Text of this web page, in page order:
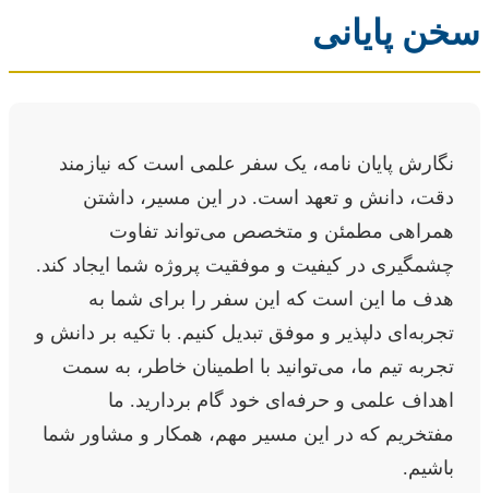
سخن پایانی
نگارش پایان نامه، یک سفر علمی است که نیازمند
دقت، دانش و تعهد است. در این مسیر، داشتن
همراهی مطمئن و متخصص می‌تواند تفاوت
چشمگیری در کیفیت و موفقیت پروژه شما ایجاد کند.
هدف ما این است که این سفر را برای شما به
تجربه‌ای دلپذیر و موفق تبدیل کنیم. با تکیه بر دانش و
تجربه تیم ما، می‌توانید با اطمینان خاطر، به سمت
اهداف علمی و حرفه‌ای خود گام بردارید. ما
مفتخریم که در این مسیر مهم، همکار و مشاور شما
باشیم.